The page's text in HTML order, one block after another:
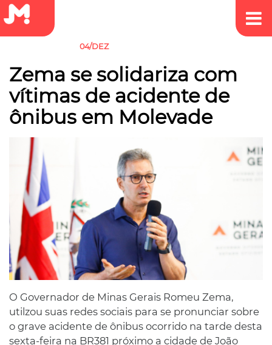
04/DEZ
Zema se solidariza com
vítimas de acidente de
ônibus em Molevade
O Governador de Minas Gerais Romeu Zema,
utilzou suas redes sociais para se pronunciar sobre
o grave acidente de ônibus ocorrido na tarde desta
sexta-feira na BR381 próximo a cidade de João